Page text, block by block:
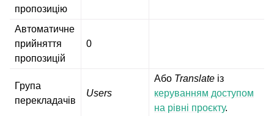
пропозицію
Автоматичне
прийняття
пропозицій
0
Група
перекладачів
Users
Або Translate із
керуванням доступом
на рівні проєкту.